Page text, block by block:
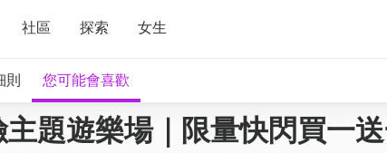
社區 探索 女生
則 您可能會喜歡
題遊樂場｜限量快閃買一